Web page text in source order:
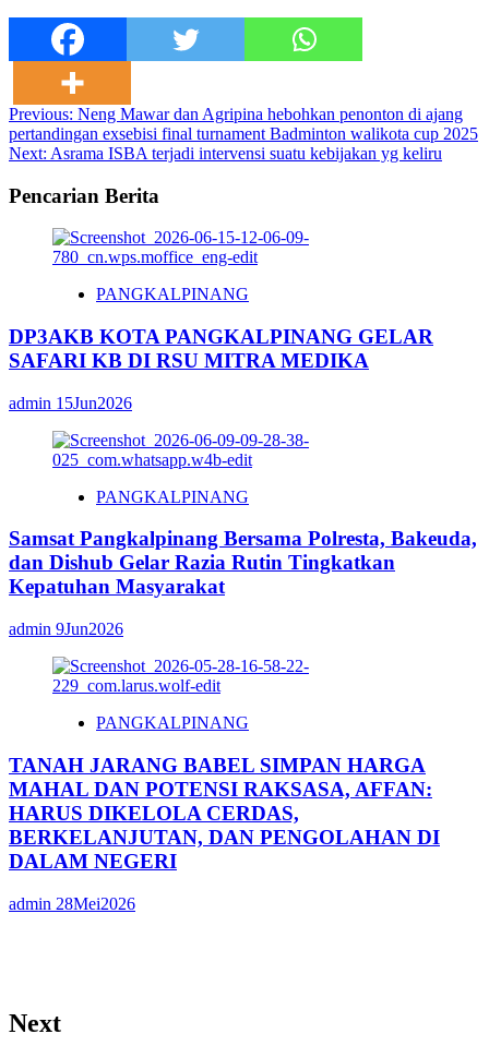
Post
navigation
Previous: Neng Mawar dan Agripina hebohkan penonton di ajang
pertandingan exsebisi final turnament Badminton walikota cup 2025
Next: Asrama ISBA terjadi intervensi suatu kebijakan yg keliru
Pencarian Berita
PANGKALPINANG
DP3AKB KOTA PANGKALPINANG GELAR
SAFARI KB DI RSU MITRA MEDIKA
admin 15Jun2026
PANGKALPINANG
Samsat Pangkalpinang Bersama Polresta, Bakeuda,
dan Dishub Gelar Razia Rutin Tingkatkan
Kepatuhan Masyarakat
admin 9Jun2026
PANGKALPINANG
TANAH JARANG BABEL SIMPAN HARGA
MAHAL DAN POTENSI RAKSASA, AFFAN:
HARUS DIKELOLA CERDAS,
BERKELANJUTAN, DAN PENGOLAHAN DI
DALAM NEGERI
admin 28Mei2026
Next